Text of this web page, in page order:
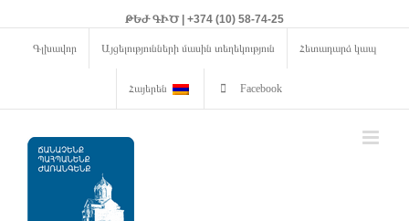
ԹԵԺ ԳԻԾ | +374 (10) 58-74-25
Գլխավոր Այցելությունների մասին տեղեկություն Հետադարձ կապ
Հայերեն Facebook